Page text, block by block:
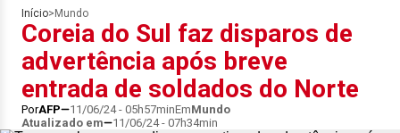
Início> Mundo
Coreia do Sul faz disparos de
advertência após breve
entrada de soldados do Norte
PorAFP 11/06/24 - 05h57minEmMundo
Atualizado em
11/06/24 - 07h34min